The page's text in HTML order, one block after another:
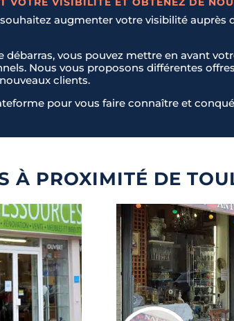
augmenter votre visibilité
débarras, vous pouvez mettre en avant
Nous vous proposons différentes
clients.
pour vous faire connaître et
À PROXIMITÉ DE